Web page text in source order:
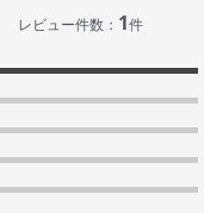
レビュー件数： 1件